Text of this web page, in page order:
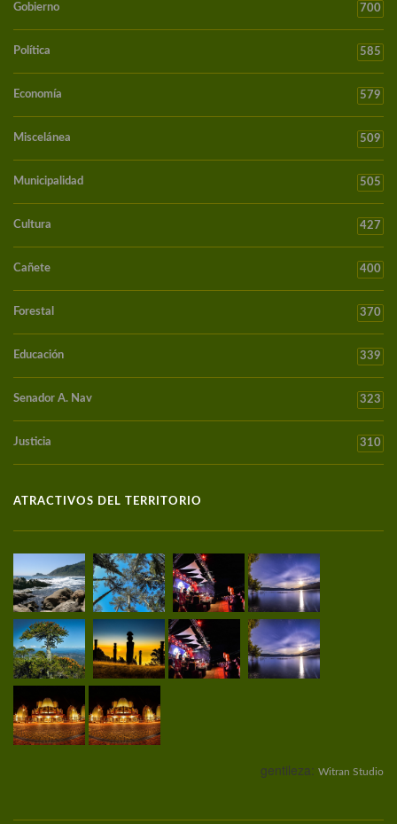
Gobierno 700
Política 585
Economía 579
Miscelánea 509
Municipalidad 505
Cultura 427
Cañete 400
Forestal 370
Educación 339
Senador A. Nav 323
Justicia 310
ATRACTIVOS DEL TERRITORIO
gentileza: Witran Studio